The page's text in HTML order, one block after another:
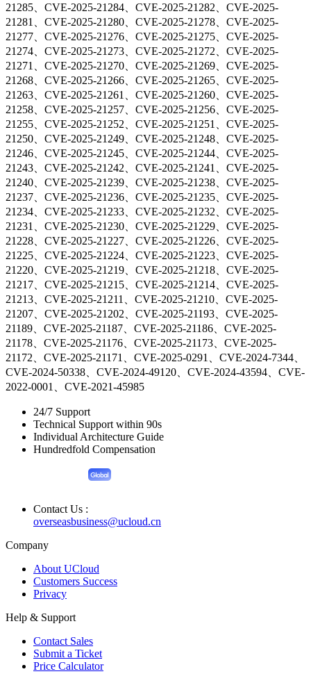
21285、CVE-2025-21284、CVE-2025-21282、CVE-2025-
21281、CVE-2025-21280、CVE-2025-21278、CVE-2025-
21277、CVE-2025-21276、CVE-2025-21275、CVE-2025-
21274、CVE-2025-21273、CVE-2025-21272、CVE-2025-
21271、CVE-2025-21270、CVE-2025-21269、CVE-2025-
21268、CVE-2025-21266、CVE-2025-21265、CVE-2025-
21263、CVE-2025-21261、CVE-2025-21260、CVE-2025-
21258、CVE-2025-21257、CVE-2025-21256、CVE-2025-
21255、CVE-2025-21252、CVE-2025-21251、CVE-2025-
21250、CVE-2025-21249、CVE-2025-21248、CVE-2025-
21246、CVE-2025-21245、CVE-2025-21244、CVE-2025-
21243、CVE-2025-21242、CVE-2025-21241、CVE-2025-
21240、CVE-2025-21239、CVE-2025-21238、CVE-2025-
21237、CVE-2025-21236、CVE-2025-21235、CVE-2025-
21234、CVE-2025-21233、CVE-2025-21232、CVE-2025-
21231、CVE-2025-21230、CVE-2025-21229、CVE-2025-
21228、CVE-2025-21227、CVE-2025-21226、CVE-2025-
21225、CVE-2025-21224、CVE-2025-21223、CVE-2025-
21220、CVE-2025-21219、CVE-2025-21218、CVE-2025-
21217、CVE-2025-21215、CVE-2025-21214、CVE-2025-
21213、CVE-2025-21211、CVE-2025-21210、CVE-2025-
21207、CVE-2025-21202、CVE-2025-21193、CVE-2025-
21189、CVE-2025-21187、CVE-2025-21186、CVE-2025-
21178、CVE-2025-21176、CVE-2025-21173、CVE-2025-
21172、CVE-2025-21171、CVE-2025-0291、CVE-2024-7344、
CVE-2024-50338、CVE-2024-49120、CVE-2024-43594、CVE-
2022-0001、CVE-2021-45985
24/7 Support
Technical Support within 90s
Individual Architecture Guide
Hundredfold Compensation
Contact Us :
overseasbusiness@ucloud.cn
Company
About UCloud
Customers Success
Privacy
Help & Support
Contact Sales
Submit a Ticket
Price Calculator